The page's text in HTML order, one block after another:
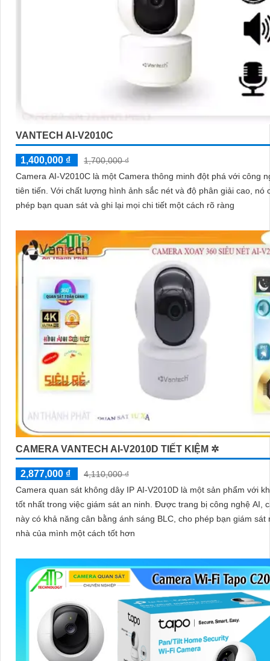
VANTECH AI-V2010C
1,400,000 ₫
1,700,000 ₫
Camera AI-V2010C là một Camera thông minh đột phá với công
tiên tiến. Với chất lượng hình ảnh sắc nét và độ phân giải cao, nó cho
phép bạn quan sát và ghi lại mọi chi tiết một cách rõ ràng
CAMERA VANTECH AI-V2010D TIẾT KIỆM ✲
2,877,000 ₫
4,110,000 ₫
Camera quan sát không dây IP AI-V2010D là một sản phẩm với
tốt nhất trong việc giám sát an ninh. Được trang bị công nghệ AI, camera
này có khả năng cân bằng ánh sáng BLC, cho phép bạn giám sát
nhà của mình một cách tốt hơn